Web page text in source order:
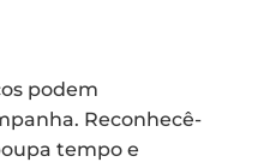
podem
Reconhecê-
tempo e